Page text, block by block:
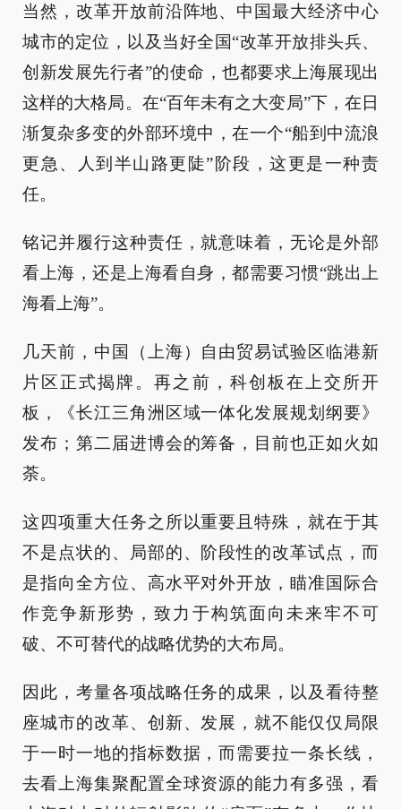
当然，改革开放前沿阵地、中国最大经济中心
城市的定位，以及当好全国“改革开放排头兵、
创新发展先行者”的使命，也都要求上海展现出
这样的大格局。在“百年未有之大变局”下，在日
渐复杂多变的外部环境中，在一个“船到中流浪
更急、人到半山路更陡”阶段，这更是一种责
任。
铭记并履行这种责任，就意味着，无论是外部
看上海，还是上海看自身，都需要习惯“跳出上
海看上海”。
几天前，中国（上海）自由贸易试验区临港新
片区正式揭牌。再之前，科创板在上交所开
板，《长江三角洲区域一体化发展规划纲要》
发布；第二届进博会的筹备，目前也正如火如
荼。
这四项重大任务之所以重要且特殊，就在于其
不是点状的、局部的、阶段性的改革试点，而
是指向全方位、高水平对外开放，瞄准国际合
作竞争新形势，致力于构筑面向未来牢不可
破、不可替代的战略优势的大布局。
因此，考量各项战略任务的成果，以及看待整
座城市的改革、创新、发展，就不能仅仅局限
于一时一地的指标数据，而需要拉一条长线，
去看上海集聚配置全球资源的能力有多强，看